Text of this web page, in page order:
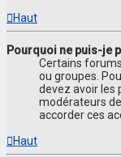
Haut
Pourquoi ne puis-je
Certains
ou groupes.
devez avoir les
modérateurs
accorder ces
Haut